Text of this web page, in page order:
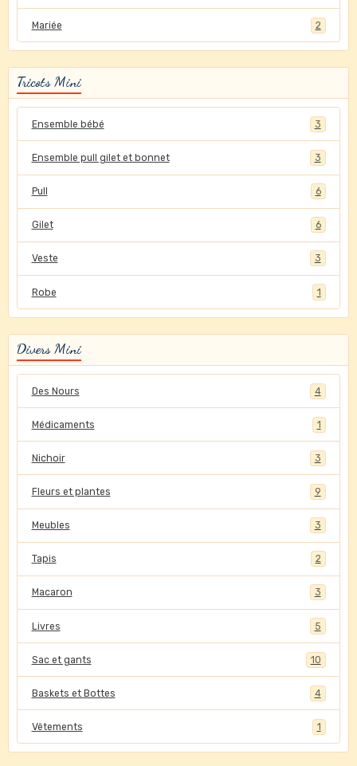
Mariée 2
Tricots Mini
Ensemble bébé 3
Ensemble pull gilet et bonnet 3
Pull 6
Gilet 6
Veste 3
Robe 1
Divers Mini
Des Nours 4
Médicaments 1
Nichoir 3
Fleurs et plantes 9
Meubles 3
Tapis 2
Macaron 3
Livres 5
Sac et gants 10
Baskets et Bottes 4
Vêtements 1